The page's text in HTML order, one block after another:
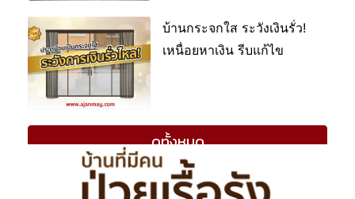
บ้านกระจกใส ระวังเงินรั่ว!
เหนื่อยหาเงิน รีบแก้ไข
ดูทั้งหมด